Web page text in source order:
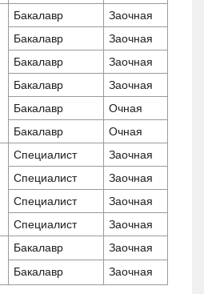
Бакалавр
Заочная
Бакалавр
Заочная
Бакалавр
Заочная
Бакалавр
Заочная
Бакалавр
Очная
Бакалавр
Очная
Специалист
Заочная
Специалист
Заочная
Специалист
Заочная
Специалист
Заочная
Бакалавр
Заочная
Бакалавр
Заочная